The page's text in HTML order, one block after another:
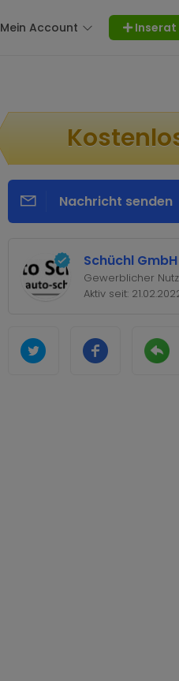
Mein Account Inserat
Nachricht senden
Schüchl GmbH
Gewerblicher
Aktiv seit: